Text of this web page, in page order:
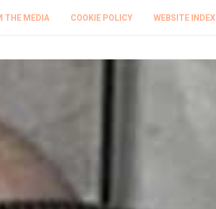
THE MEDIA COOKIE POLICY WEBSITE INDEX